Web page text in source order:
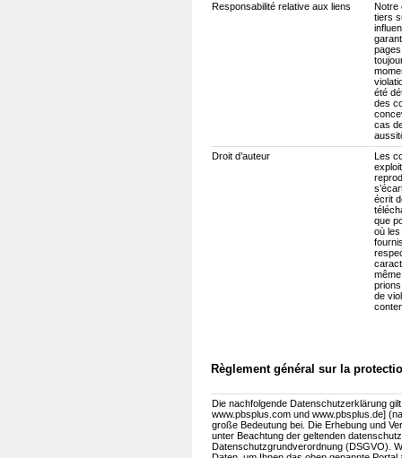
Responsabilité relative aux liens
Notre
tiers
été
des
cas
Droit d’auteur
Les
écrit
que
où les
de
Règlement général sur la
Die nachfolgende Datenschutzerklärung
www.pbsplus.com und www.pbsplus.de]
große Bedeutung bei. Die Erhebung und
unter Beachtung der geltenden
Datenschutzgrundverordnung (DSGVO).